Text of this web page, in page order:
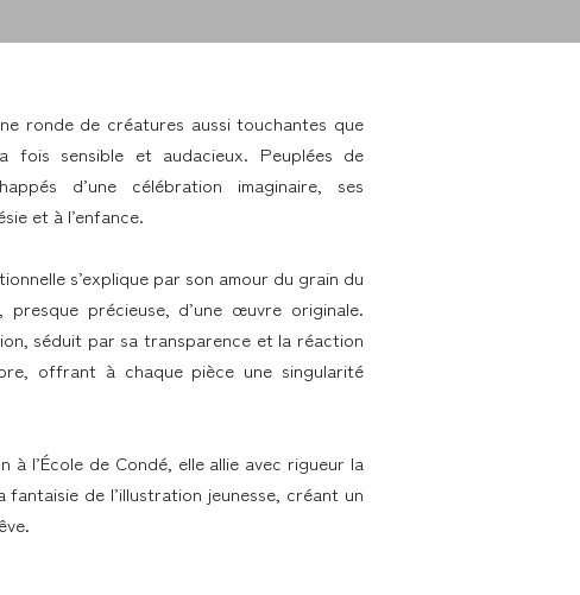
ronde de créatures aussi touchantes que
fois sensible et audacieux. Peuplées de
d’une célébration imaginaire, ses
et à l’enfance.
s’explique par son amour du grain du
précieuse, d’une œuvre originale.
séduit par sa transparence et la réaction
offrant à chaque pièce une singularité
à l’École de Condé, elle allie avec rigueur la
fantaisie de l’illustration jeunesse, créant un